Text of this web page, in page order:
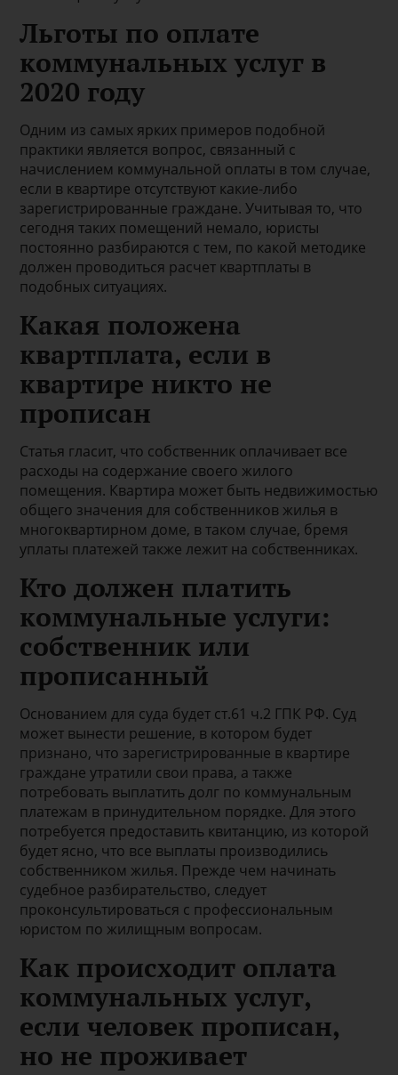
Льготы по оплате
коммунальных услуг в
2020 году
Одним из самых ярких примеров подобной
практики является вопрос, связанный с
начислением коммунальной оплаты в том случае,
если в квартире отсутствуют какие-либо
зарегистрированные граждане. Учитывая то, что
сегодня таких помещений немало, юристы
постоянно разбираются с тем, по какой методике
должен проводиться расчет квартплаты в
подобных ситуациях.
Какая положена
квартплата, если в
квартире никто не
прописан
Статья гласит, что собственник оплачивает все
расходы на содержание своего жилого
помещения. Квартира может быть недвижимостью
общего значения для собственников жилья в
многоквартирном доме, в таком случае, бремя
уплаты платежей также лежит на собственниках.
Кто должен платить
коммунальные услуги:
собственник или
прописанный
Основанием для суда будет ст.61 ч.2 ГПК РФ. Суд
может вынести решение, в котором будет
признано, что зарегистрированные в квартире
граждане утратили свои права, а также
потребовать выплатить долг по коммунальным
платежам в принудительном порядке. Для этого
потребуется предоставить квитанцию, из которой
будет ясно, что все выплаты производились
собственником жилья. Прежде чем начинать
судебное разбирательство, следует
проконсультироваться с профессиональным
юристом по жилищным вопросам.
Как происходит оплата
коммунальных услуг,
если человек прописан,
но не проживает